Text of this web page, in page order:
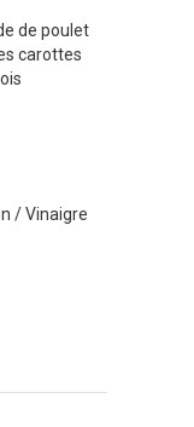
de poulet
carottes
/ Vinaigre